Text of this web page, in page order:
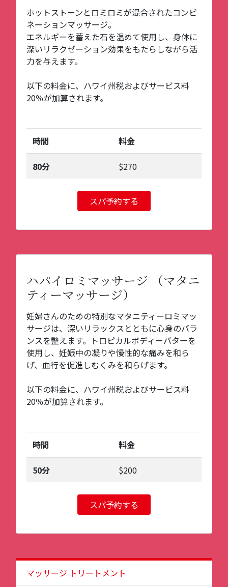
ホットストーンとロミロミが混合されたコンビ
ネーションマッサージ。
エネルギーを蓄えた石を温めて使用し、身体に
深いリラクゼーション効果をもたらしながら活
力を与えます。
以下の料金に、ハワイ州税およびサービス料
20％が加算されます。
時間 料金
80分 $270
スパ予約する
ハパイロミマッサージ （マタニ
ティーマッサージ）
妊婦さんのための特別なマタニティーロミマッ
サージは、深いリラックスとともに心身のバラ
ンスを整えます。トロピカルボディーバターを
使用し、妊娠中の凝りや慢性的な痛みを和ら
げ、血行を促進しむくみを和らげます。
以下の料金に、ハワイ州税およびサービス料
20％が加算されます。
時間 料金
50分 $200
スパ予約する
マッサージ トリートメント